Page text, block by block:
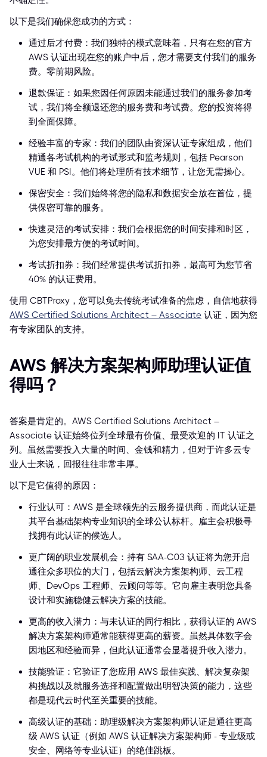
以下是我们确保您成功的方式：
通过后才付费：我们独特的模式意味着，只有在您的官方
AWS 认证出现在您的账户中后，您才需要支付我们的服务
费。零前期风险。
退款保证：如果您因任何原因未能通过我们的服务参加考
试，我们将全额退还您的服务费和考试费。您的投资将得
到全面保障。
经验丰富的专家：我们的团队由资深认证专家组成，他们
精通各考试机构的考试形式和监考规则，包括 Pearson
VUE 和 PSI。他们将处理所有技术细节，让您无需操心。
保密安全：我们始终将您的隐私和数据安全放在首位，提
供保密可靠的服务。
快速灵活的考试安排：我们会根据您的时间安排和时区，
为您安排最方便的考试时间。
考试折扣券：我们经常提供考试折扣券，最高可为您节省
40% 的认证费用。
使用 CBTProxy，您可以免去传统考试准备的焦虑，自信地获得
AWS Certified Solutions Architect – Associate 认证，因为您
有专家团队的支持。
AWS 解决方案架构师助理认证值
得吗？
答案是肯定的。AWS Certified Solutions Architect –
Associate 认证始终位列全球最有价值、最受欢迎的 IT 认证之
列。虽然需要投入大量的时间、金钱和精力，但对于许多云专
业人士来说，回报往往非常丰厚。
以下是它值得的原因：
行业认可：AWS 是全球领先的云服务提供商，而此认证是
其平台基础架构专业知识的全球公认标杆。雇主会积极寻
找拥有此认证的候选人。
更广阔的职业发展机会：持有 SAA-C03 认证将为您开启
通往众多职位的大门，包括云解决方案架构师、云工程
师、DevOps 工程师、云顾问等等。它向雇主表明您具备
设计和实施稳健云解决方案的技能。
更高的收入潜力：与未认证的同行相比，获得认证的 AWS
解决方案架构师通常能获得更高的薪资。虽然具体数字会
因地区和经验而异，但此认证通常会显著提升收入潜力。
技能验证：它验证了您应用 AWS 最佳实践、解决复杂架
构挑战以及就服务选择和配置做出明智决策的能力，这些
都是现代云时代至关重要的技能。
高级认证的基础：助理级解决方案架构师认证是通往更高
级 AWS 认证（例如 AWS 认证解决方案架构师 - 专业级或
安全、网络等专业认证）的绝佳跳板。